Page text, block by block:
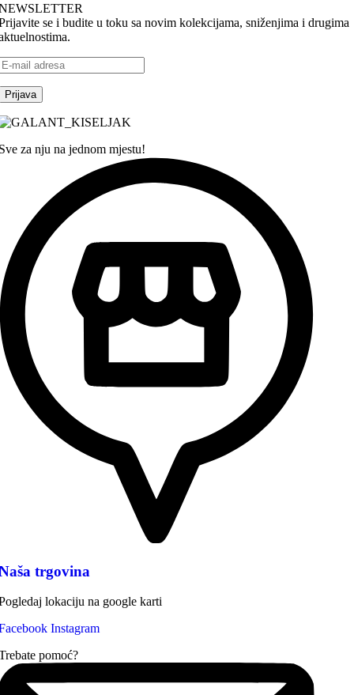
se i budite u toku sa novim kolekcijama, sniženjima i drugima
za nju na jednom mjestu!
trgovina
lokaciju na google karti
Instagram
pomoć?